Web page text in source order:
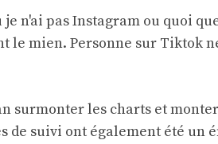
n'ai pas Instagram ou quoi
le mien. Personne sur Tiktok
surmonter les charts et
de suivi ont également été un